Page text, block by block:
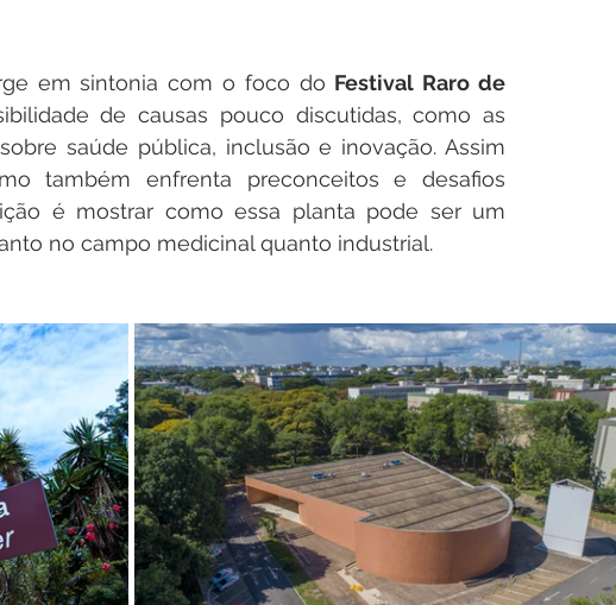
em sintonia com o foco do Festival Raro de
de causas pouco discutidas, como as
saúde pública, inclusão e inovação. Assim
também enfrenta preconceitos e desafios
é mostrar como essa planta pode ser um
no campo medicinal quanto industrial.